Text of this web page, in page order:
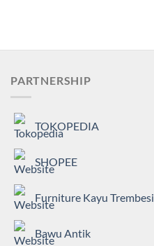
PARTNERSHIP
TOKOPEDIA
SHOPEE
Furniture Kayu Trembesi
Bawu Antik